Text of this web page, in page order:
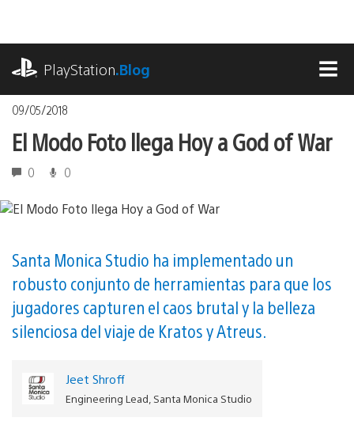
contenido
PlayStation.Blog
09/05/2018
El Modo Foto llega Hoy a God of War
0 0
Santa Monica Studio ha implementado un
robusto conjunto de herramientas para que los
jugadores capturen el caos brutal y la belleza
silenciosa del viaje de Kratos y Atreus.
Jeet Shroff
Engineering Lead, Santa Monica Studio